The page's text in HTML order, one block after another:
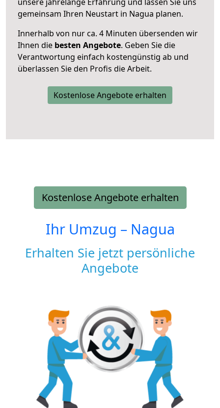
gemeinsam Ihren Neustart in Nagua planen.
Innerhalb von nur ca. 4 Minuten übersenden wir
Ihnen die besten Angebote. Geben Sie die
Verantwortung einfach kostengünstig ab und
überlassen Sie den Profis die Arbeit.
Kostenlose Angebote erhalten
Kostenlose Angebote erhalten
Ihr Umzug – Nagua
Erhalten Sie jetzt persönliche
Angebote